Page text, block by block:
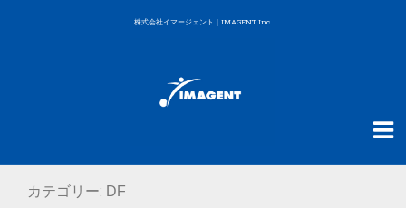
株式会社イマージェント｜IMAGENT Inc.
カテゴリー: DF